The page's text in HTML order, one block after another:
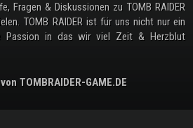
Fragen & Diskussionen zu TOMB RAIDER
TOMB RAIDER ist für uns nicht nur ein
Passion in das wir viel Zeit & Herzblut
TOMBRAIDER-GAME.DE